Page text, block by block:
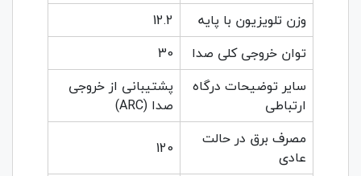
وزن تلویزیون با پایه
12.2
توان خروجی کلی صدا
30
سایر توضیحات درگاه
ارتباطی
پشتیبانی از خروجی
صدا (ARC)
مصرف برق در حالت
عادی
120